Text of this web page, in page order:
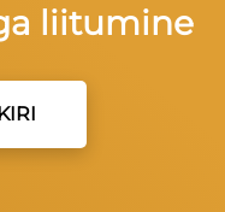
liitumine